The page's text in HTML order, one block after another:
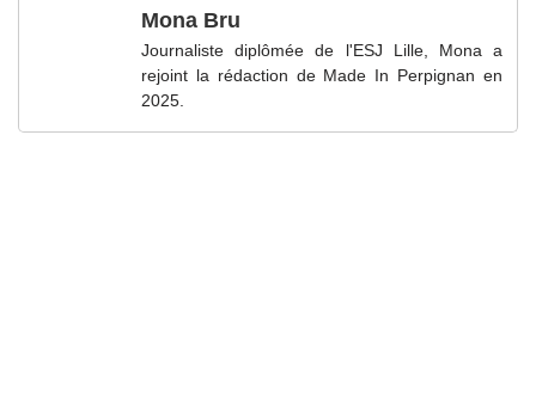
Mona Bru
Journaliste diplômée de l'ESJ Lille, Mona a
rejoint la rédaction de Made In Perpignan en
2025.